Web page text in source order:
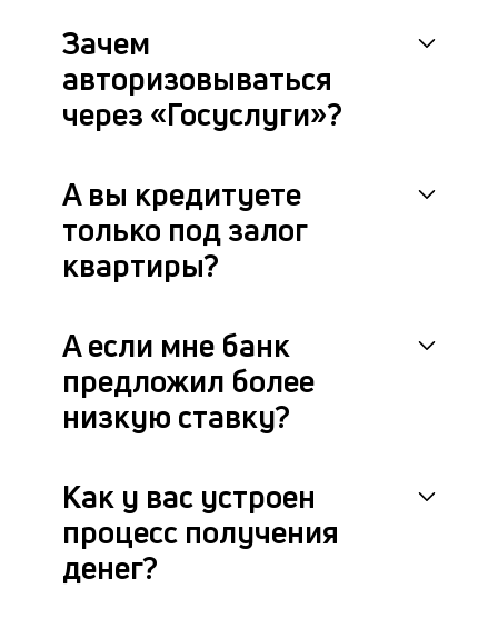
Зачем
авторизовываться
через «Госуслуги»?
А вы кредитуете
только под залог
квартиры?
А если мне банк
предложил более
низкую ставку?
Как у вас устроен
процесс получения
денег?